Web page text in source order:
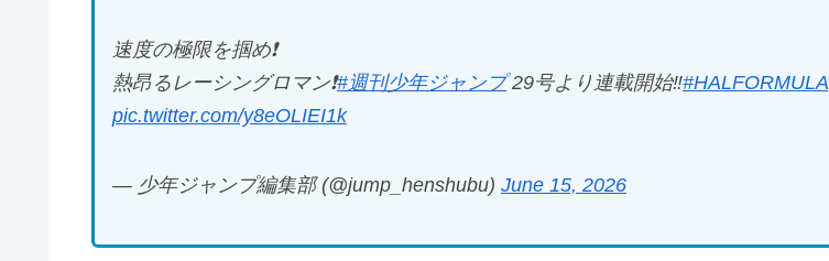
速度の極限を掴め❗️
熱昂るレーシングロマン❗️#週刊少年ジャンプ29号より連載開始‼️#HALFORMULA
pic.twitter.com/y8eOLIEI1k
— 少年ジャンプ編集部 (@jump_henshubu) June 15, 2026